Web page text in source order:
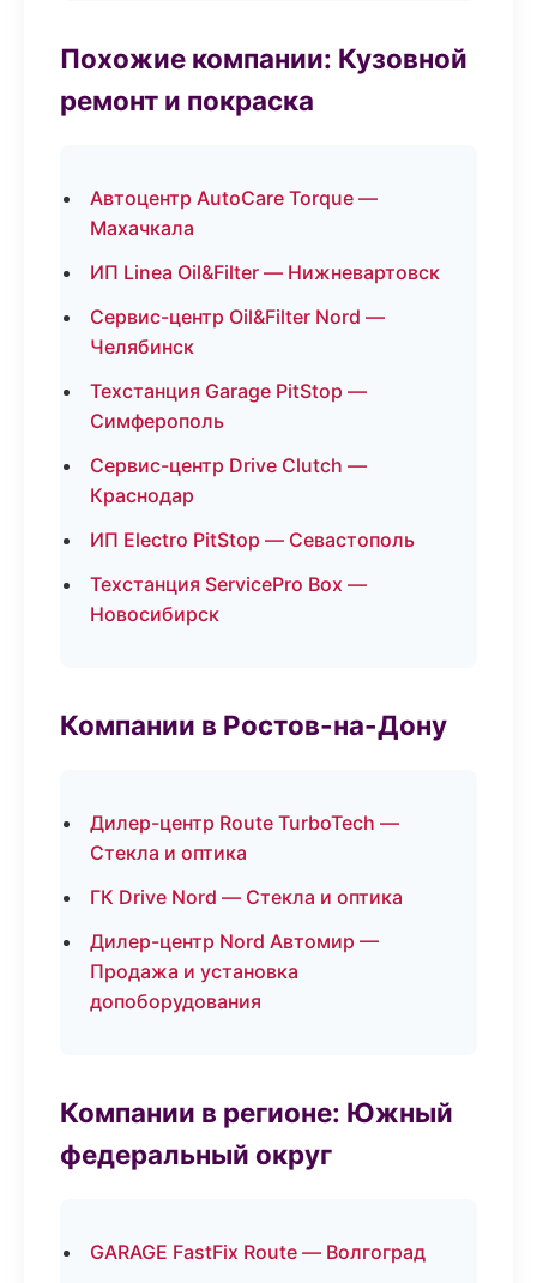
Похожие компании: Кузовной
ремонт и покраска
Автоцентр AutoCare Torque —
Махачкала
ИП Linea Oil&Filter — Нижневартовск
Сервис-центр Oil&Filter Nord —
Челябинск
Техстанция Garage PitStop —
Симферополь
Сервис-центр Drive Clutch —
Краснодар
ИП Electro PitStop — Севастополь
Техстанция ServicePro Box —
Новосибирск
Компании в Ростов-на-Дону
Дилер-центр Route TurboTech —
Стекла и оптика
ГК Drive Nord — Стекла и оптика
Дилер-центр Nord Автомир —
Продажа и установка
допоборудования
Компании в регионе: Южный
федеральный округ
GARAGE FastFix Route — Волгоград